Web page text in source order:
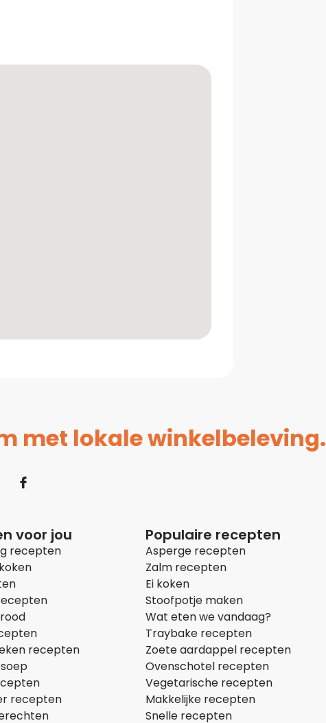
met lokale winkelbeleving.
voor jou
recepten
recepten
recepten
Populaire recepten
Asperge recepten
Zalm recepten
Ei koken
Stoofpotje maken
Wat eten we vandaag?
Traybake recepten
Zoete aardappel recepten
Ovenschotel recepten
Vegetarische recepten
Makkelijke recepten
Snelle recepten